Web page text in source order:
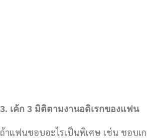
3. เค้ก 3 มิติตามงานอดิเรกของแฟน
ถ้าแฟนชอบอะไรเป็นพิเศษ เช่น ชอบ